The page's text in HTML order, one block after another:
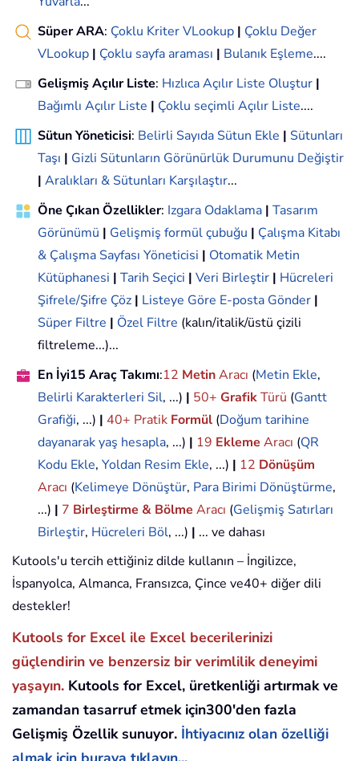
Süper ARA: Çoklu Kriter VLookup | Çoklu Değer
VLookup | Çoklu sayfa araması | Bulanık Eşleme....
Gelişmiş Açılır Liste: Hızlıca Açılır Liste Oluştur |
Bağımlı Açılır Liste | Çoklu seçimli Açılır Liste....
Sütun Yöneticisi: Belirli Sayıda Sütun Ekle | Sütunları
Taşı | Gizli Sütunların Görünürlük Durumunu Değiştir
| Aralıkları & Sütunları Karşılaştır...
Öne Çıkan Özellikler: Izgara Odaklama | Tasarım
Görünümü | Gelişmiş formül çubuğu | Çalışma Kitabı
& Çalışma Sayfası Yöneticisi | Otomatik Metin
Kütüphanesi | Tarih Seçici | Veri Birleştir | Hücreleri
Şifrele/Şifre Çöz | Listeye Göre E-posta Gönder |
Süper Filtre | Özel Filtre (kalın/italik/üstü çizili
filtreleme...)...
En İyi15 Araç Takımı:12 MetinAracı (Metin Ekle,
Belirli Karakterleri Sil, ...) | 50+ GrafikTürü (Gantt
Grafiği, ...) | 40+ Pratik Formül (Doğum tarihine
dayanarak yaş hesapla, ...) | 19 Ekleme Aracı (QR
Kodu Ekle, Yoldan Resim Ekle, ...) | 12 Dönüşüm
Aracı (Kelimeye Dönüştür, Para Birimi Dönüştürme,
...) | 7 Birleştirme & Bölme Aracı (Gelişmiş Satırları
Birleştir, Hücreleri Böl, ...) | ... ve dahası
Kutools'u tercih ettiğiniz dilde kullanın – İngilizce,
İspanyolca, Almanca, Fransızca, Çince ve40+ diğer dili
destekler!
Kutools for Excel ile Excel becerilerinizi
güçlendirin ve benzersiz bir verimlilik deneyimi
yaşayın. Kutools for Excel, üretkenliği artırmak ve
zamandan tasarruf etmek için300'den fazla
Gelişmiş Özellik sunuyor. İhtiyacınız olan özelliği